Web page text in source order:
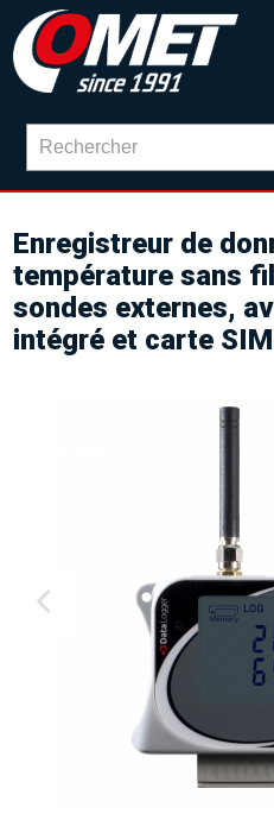
Enregistreur de
température sans
sondes externes,
intégré et carte